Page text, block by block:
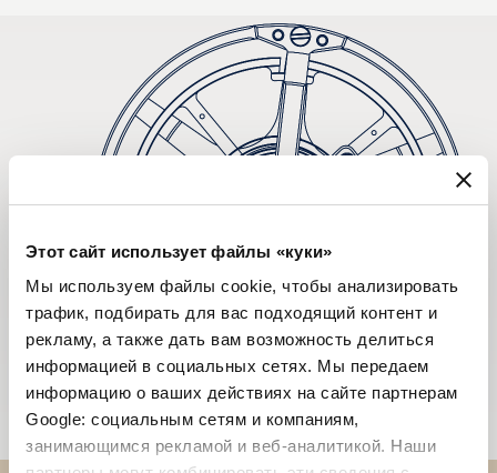
Этот сайт использует файлы «куки»
Мы используем файлы cookie, чтобы анализировать
трафик, подбирать для вас подходящий контент и
рекламу, а также дать вам возможность делиться
информацией в социальных сетях. Мы передаем
информацию о ваших действиях на сайте партнерам
Google: социальным сетям и компаниям,
занимающимся рекламой и веб-аналитикой. Наши